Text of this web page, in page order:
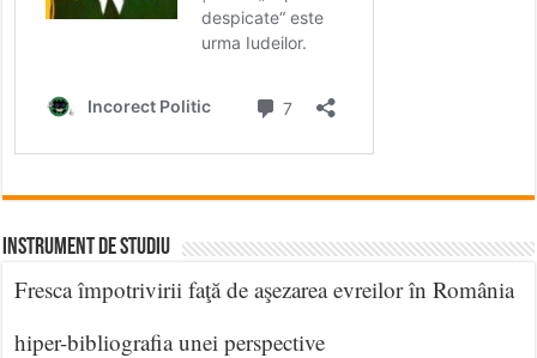
INSTRUMENT DE STUDIU
Fresca împotrivirii faţă de aşezarea evreilor în România
hiper-bibliografia unei perspective